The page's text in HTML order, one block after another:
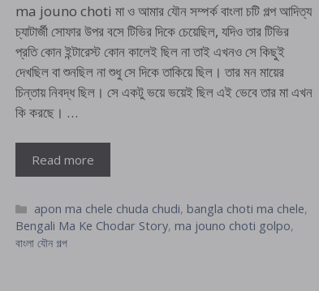
ma jouno choti মা ও আমার যৌন সম্পর্ক বাংলা চটি গল্প আদিত্য
চ্যাটার্জী সোফার উপর বসে টিভির দিকে চেয়েছিল, যদিও তার টিভির
প্রতি কোন ইন্টারেস্ট কোন কালেই ছিল না তাই এখনও সে কিছুই
দেখছিল বা শুনছিল না শুধু সে দিকে তাকিয়ে ছিল। তার মন মায়ের
চিন্তায় নিবদ্ধ ছিল। সে একটু ভয়ে ভয়েই ছিল এই ভেবে তার মা এখন
কি করছে। …
Read more
Categories
apon ma chele chuda chudi, bangla choti ma chele,
Bengali Ma Ke Chodar Story, ma jouno choti golpo,
বাংলা যৌন গল্প